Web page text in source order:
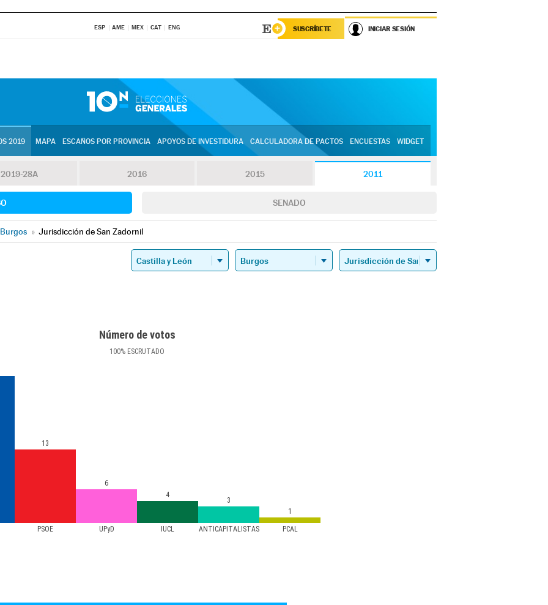
ESP AME MEX CAT ENG SUSCRÍBETE INICIAR SESIÓN
2019 MAPA ESCAÑOS POR PROVINCIA APOYOS DE INVESTIDURA CALCULADORA DE PACTOS ENCUESTAS WIDGET
2019-28A 2016 2015 2011
SENADO
Burgos » Jurisdicción de San Zadornil
Número de votos
100% ESCRUTADO
PSOE UPyD IUCL ANTICAPITALISTAS PCAL
13
6
4
3
1